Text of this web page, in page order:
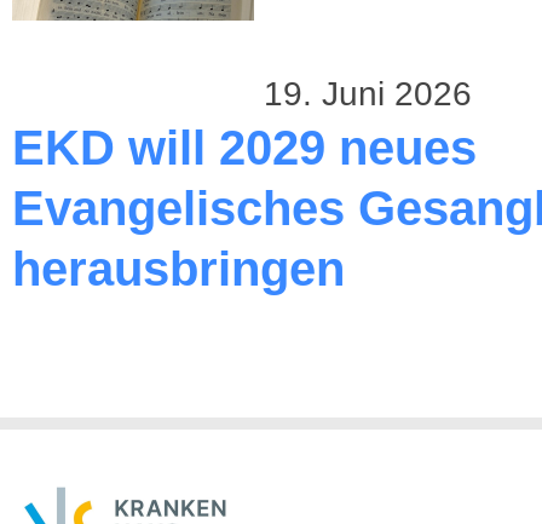
19. Juni 2026
EKD will 2029 neues
Evangelisches
herausbringen